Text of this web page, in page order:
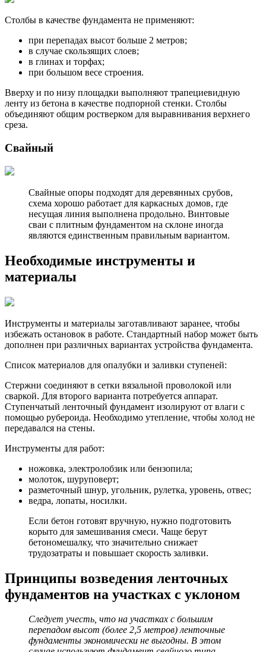
Столбы в качестве фундамента не применяют:
при перепадах высот больше 2 метров;
в случае скользящих слоев;
в глинах и торфах;
при большом весе строения.
Вверху и по низу площадки выполняют трапециевидную
ленту из бетона в качестве подпорной стенки. Столбы
объединяют общим ростверком для выравнивания верхнего
среза.
Свайный
Свайные опоры подходят для деревянных срубов,
схема хорошо работает для каркасных домов, где
несущая линия выполнена продольно. Винтовые
сваи с плитным фундаментом на склоне иногда
являются единственным правильным вариантом.
Необходимые инструменты и
материалы
Инструменты и материалы заготавливают заранее, чтобы
избежать остановок в работе. Стандартный набор может быть
дополнен при различных вариантах устройства фундамента.
Список материалов для опалубки и заливки ступеней:
Стержни соединяют в сетки вязальной проволокой или
сваркой. Для второго варианта потребуется аппарат.
Ступенчатый ленточный фундамент изолируют от влаги с
помощью рубероида. Необходимо утепление, чтобы холод не
передавался на стены.
Инструменты для работ:
ножовка, электролобзик или бензопила;
молоток, шуруповерт;
разметочный шнур, угольник, рулетка, уровень, отвес;
ведра, лопаты, носилки.
Если бетон готовят вручную, нужно подготовить
корыто для замешивания смеси. Чаще берут
бетономешалку, что значительно снижает
трудозатраты и повышает скорость заливки.
Принципы возведения ленточных
фундаментов на участках с уклоном
Следует учесть, что на участках с большим
перепадом высот (более 2,5 метров) ленточные
фундаменты экономически не выгодны. В этом